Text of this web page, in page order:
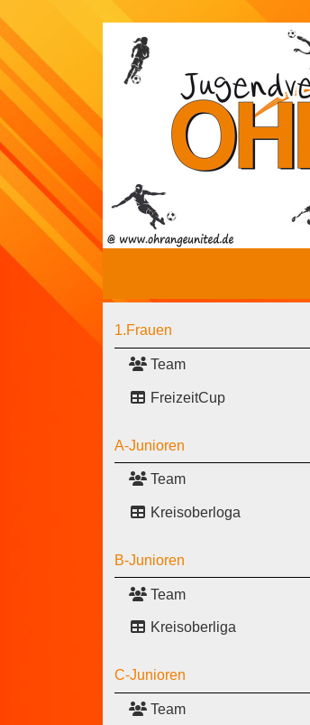
1.Frauen
Team
FreizeitCup
A-Junioren
Team
Kreisoberloga
B-Junioren
Team
Kreisoberliga
C-Junioren
Team